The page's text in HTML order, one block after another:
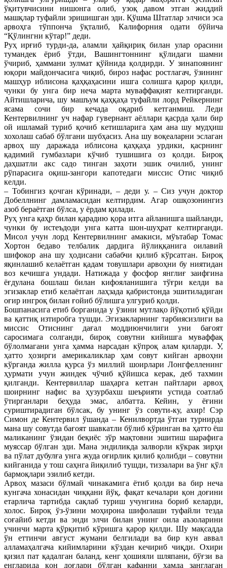
ўқитувчисини нишонга олиб, узоқ давом этган жиддий
машқлар туфайли эришишган эди. Қўшма Штатлар элчиси эса
арвоҳга тўппонча ўқталиб, Калифорния одати бўйича
“Қўлингни кўтар!” деди.
Руҳ ирғиб турди-да, аламли ҳайқириқ билан улар орасини
тумандек ёриб ўтди, Вашингтоннинг қўлидаги шамни
ўчириб, ҳаммани зулмат қўйнида қолдирди. У зинапоянинг
юқори майдончасига чиқиб, бироз нафас ростлагач, ўзининг
машҳур иблисона қаҳқаҳасини ишга солишга қарор қилди,
чунки бу унга бир неча марта муваффақият келтирганди.
Айтишларича, шу машъум қаҳқаҳа туфайли лорд Рейкернинг
ясама сочи бир кечада оқариб кетганмиш. Леди
Кентервилнинг уч нафар гувернант аёллари қасрда ҳали бир
ой ишламай туриб қочиб кетишларига ҳам ана шу мудҳиш
хохолаш сабаб бўлгани шубҳасиз. Ана шу воқеаларни эслаган
арвоҳ шу даражада иблисона қаҳқаҳа урдики, қасрнинг
қадимий гумбазлари кўчиб тушишига оз қолди. Бироқ
даҳшатли акс садо тинган заҳоти эшик очилиб, унинг
рўпарасига оқиш-зангори капотедаги миссис Отис чиқиб
келди.
– Тобингиз қочган кўринади, – деди у. – Сиз учун доктор
Добеллнинг дамламасидан келтирдим. Агар ошқозонингиз
азоб бераётган бўлса, у ёрдам қилади.
Руҳ унга қаҳр билан қарадию қора итга айланишга шайланди,
чунки бу истеъдоди унга катта шон-шуҳрат келтирганди.
Мисол учун лорд Кентервилнинг амакиси, мўътабар Томас
Хортон бедаво телбалик дардига йўлиққанига оилавий
шифокор ана шу ҳодисани сабабчи қилиб кўрсатган. Бироқ
яқинлашиб келаётган қадам товушлари арвоҳни бу ниятидан
воз кечишга ундади. Натижада у фосфор янглиғ заифгина
ёғдулана бошлаш билан кифояланишига тўғри келди ва
эгизаклар етиб келаётган лаҳзада қабристонда эшитиладиган
оғир ингроқ билан ғойиб бўлишга улгуриб қолди.
Бошпанасига етиб борганида у ўзини мутлақо йўқотиб қўйди
ва қаттиқ изтиробга тушди. Эгизакларнинг тарбиясизлиги ва
миссис Отиснинг дағал моддиюнчилиги уни бағоят
саросимага солганди, бироқ совутни кийишга муваффақ
бўлолмагани унга ҳамма нарсадан кўпроқ алам қиларди. У,
ҳатто ҳозирги америкаликлар ҳам совут кийган арвоҳни
кўрганда жилла қурса ўз миллий шоирлари Лонгфелленинг
ҳурмати учун жиндек чўчиб қўйишса керак, деб тахмин
қилганди. Кентервиллар шаҳарга кетган пайтлари арвоҳ
шоирнинг нафис ва ҳузурбахш шеърияти устида соатлаб
ўтирганлари беҳуда эмас, албатта. Кейин, у ёғини
суриштирадиган бўлсак, бу унинг ўз совути-ку, ахир! Сэр
Симон де Кентервил ўшанда – Кенилвортда ўтган турнирда
мана шу совутда бағоят шавкатли бўлиб кўринган ва ҳатто ёш
маликанинг ўзидан беқиёс зўр мақтовни эшитиш шарафига
муяссар бўлган эди. Мана эндиликда залворли кўкрак зирҳи
ва пўлат дубулға унга жуда оғирлик қилиб қолибди – совутни
кийганида у тош саҳнга йиқилиб тушди, тиззалари ва ўнг қўл
бармоқлари эзилиб кетди.
Арвоҳ мазаси бўлмай чинакамига ётиб қолди ва бир неча
кунгача хонасидан чиққани йўқ, фақат кечалари қон доғини
етарлича тартибда сақлаб туриш учунгина бориб келарди,
холос. Бироқ ўз-ўзини моҳирона шифолаши туфайли тезда
соғайиб кетди ва энди элчи билан унинг оила аъзоларини
учинчи марта қўрқитиб кўришга қарор қилди. Шу мақсадда
ўн еттинчи август жумани белгилади ва бир кун аввал
алламаҳалгача кийимларини кўздан кечириб чиқди. Охири
қизил пат қадалган баланд, кенг ҳошияли шляпани, бўғзи ва
енгларида қон доғлари бўлган кафанни ҳамда занглаган